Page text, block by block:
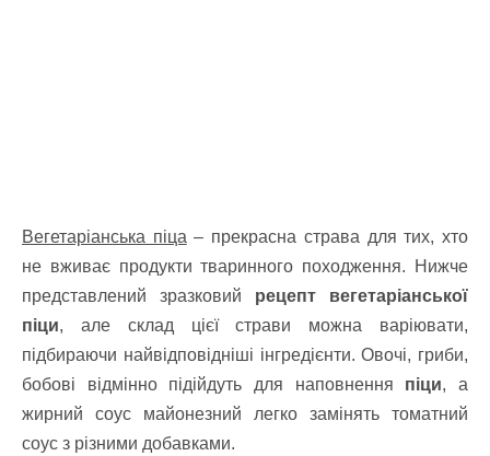
Вегетаріанська піца – прекрасна страва для тих, хто
не вживає продукти тваринного походження. Нижче
представлений зразковий рецепт вегетаріанської
піци, але склад цієї страви можна варіювати,
підбираючи найвідповідніші інгредієнти. Овочі, гриби,
бобові відмінно підійдуть для наповнення піци, а
жирний соус майонезний легко замінять томатний
соус з різними добавками.